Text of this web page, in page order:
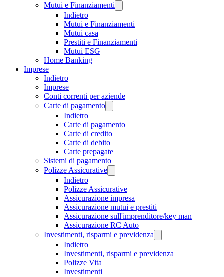
Mutui e Finanziamenti
Indietro
Mutui e Finanziamenti
Mutui casa
Prestiti e Finanziamenti
Mutui ESG
Home Banking
Imprese
Indietro
Imprese
Conti correnti per aziende
Carte di pagamento
Indietro
Carte di pagamento
Carte di credito
Carte di debito
Carte prepagate
Sistemi di pagamento
Polizze Assicurative
Indietro
Polizze Assicurative
Assicurazione impresa
Assicurazione mutui e prestiti
Assicurazione sull'imprenditore/key man
Assicurazione RC Auto
Investimenti, risparmi e previdenza
Indietro
Investimenti, risparmi e previdenza
Polizze Vita
Investimenti